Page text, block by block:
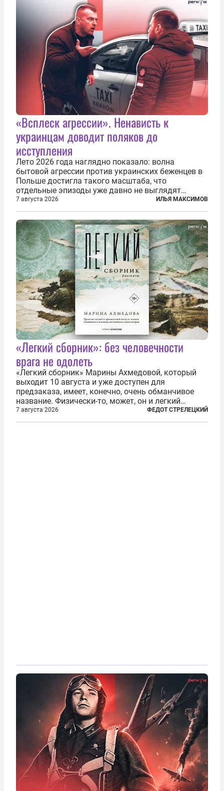
«Всплеск агрессии». Ненависть к
украинцам доводит поляков до
исступления
Лето 2026 года наглядно показало: волна
бытовой агрессии против украинских беженцев в
Польше достигла такого масштаба, что
отдельные эпизоды уже давно не выглядят
случайными. Поляки, судя по происходящему,
буквально теряют рассудок от ненависти к
украинским беженцам, и каждый новый случай
по-своему...
7 августа 2026 ИЛЬЯ МАКСИМОВ
«Легкий сборник»: без человечности
врага не одолеть
«Легкий сборник» Марины Ахмедовой, который
выходит 10 августа и уже доступен для
предзаказа, имеет, конечно, очень обманчивое
название. Физически-то, может, он и легкий
относительно. Но метафизически —
безотносительно тяжелый. Десять рассказов,
7 августа 2026 ФЕДОТ СТРЕЛЕЦКИЙ